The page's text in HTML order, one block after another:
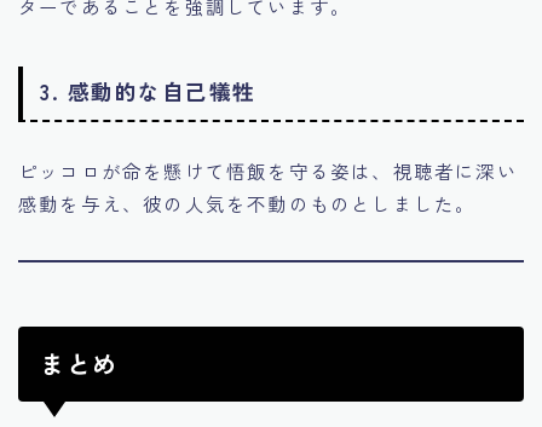
ターであることを強調しています。
3. 感動的な自己犠牲
ピッコロが命を懸けて悟飯を守る姿は、視聴者に深い
感動を与え、彼の人気を不動のものとしました。
まとめ